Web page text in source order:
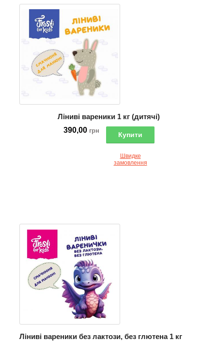
Ліниві вареники 1 кг (дитячі)
390,00 грн
Купити
Швидке
замовлення
Ліниві вареники без лактози, без глютена 1 кг